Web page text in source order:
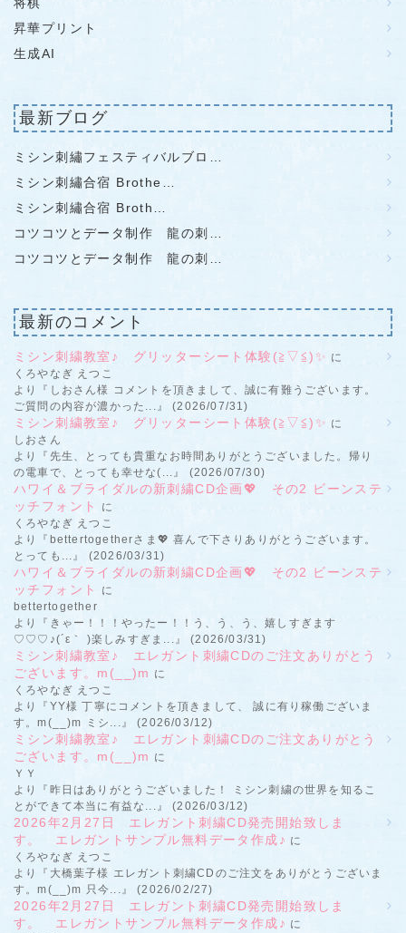
将棋
昇華プリント
生成AI
最新ブログ
ミシン刺繡フェスティバルブロ…
ミシン刺繡合宿 Brothe…
ミシン刺繡合宿 Broth…
コツコツとデータ制作 龍の刺…
コツコツとデータ制作 龍の刺…
最新のコメント
ミシン刺繍教室♪ グリッターシート体験(≧▽≦)✨ に
くろやなぎ えつこ
より『しおさん様 コメントを頂きまして、誠に有難うございます。
ご質問の内容が濃かった...』 (2026/07/31)
ミシン刺繍教室♪ グリッターシート体験(≧▽≦)✨ に
しおさん
より『先生、とっても貴重なお時間ありがとうございました。帰り
の電車で、とっても幸せな(...』 (2026/07/30)
ハワイ＆ブライダルの新刺繍CD企画💖 その2 ビーンステ
ッチフォント
に
くろやなぎ えつこ
より『bettertogetherさま💖 喜んで下さりありがとうございます。
とっても...』 (2026/03/31)
ハワイ＆ブライダルの新刺繍CD企画💖 その2 ビーンステ
ッチフォント
に
bettertogether
より『きゃー！！！やったー！！う、う、う、嬉しすぎます
♡♡♡♪(´ε｀ )楽しみすぎま...』 (2026/03/31)
ミシン刺繍教室♪ エレガント刺繍CDのご注文ありがとう
ございます。m(__)m に
くろやなぎ えつこ
より『YY様 丁寧にコメントを頂きまして、 誠に有り稼働ございま
す。m(__)m ミシ...』 (2026/03/12)
ミシン刺繍教室♪ エレガント刺繍CDのご注文ありがとう
ございます。m(__)m に
ＹＹ
より『昨日はありがとうございました！ ミシン刺繍の世界を知るこ
とができて本当に有益な...』 (2026/03/12)
2026年2月27日 エレガント刺繍CD発売開始致しま
す。 エレガントサンプル無料データ作成♪ に
くろやなぎ えつこ
より『大橋葉子様 エレガント刺繍CDのご注文をありがとうございま
す。m(__)m 只今...』 (2026/02/27)
2026年2月27日 エレガント刺繍CD発売開始致しま
す。 エレガントサンプル無料データ作成♪ に